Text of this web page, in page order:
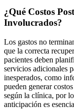
¿Qué Costos
Involucrados?
Los gastos no
que la correcta
pacientes deben
servicios adicionales
inesperados, como
pueden generar
según la clínica, por
anticipación es